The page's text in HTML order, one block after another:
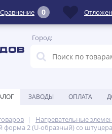
Город:
ЗАВОДЫ ОПЛАТА
Нагревательные
форма 2 (U-образный) со
Сравнение 0